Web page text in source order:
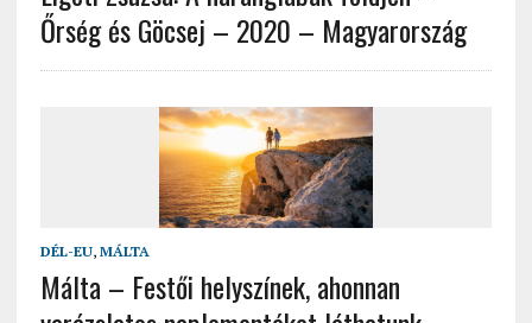
Őrség és Göcsej – 2020 – Magyarország
DÉL-EU, MÁLTA
Málta – Festői helyszínek, ahonnan